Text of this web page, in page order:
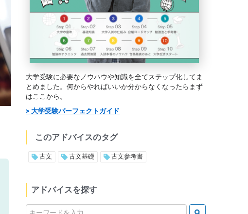
大学受験に必要なノウハウや知識を全てステップ化してま
とめました。何からやればいいか分からなくなったらまず
はここから。
> 大学受験パーフェクトガイド
このアドバイスのタグ
古文 古文基礎 古文参考書
アドバイスを探す